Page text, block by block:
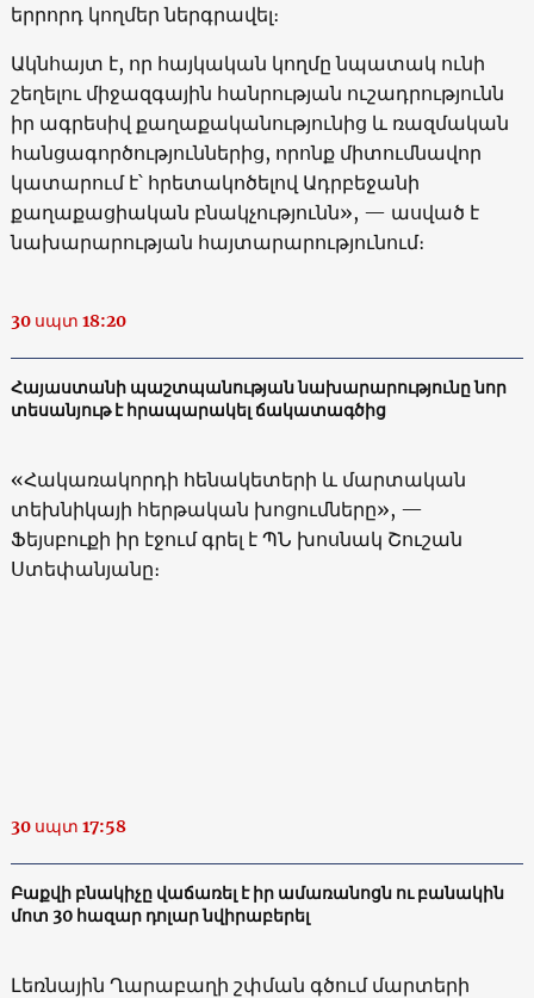
երրորդ կողմեր ներգրավել։
Ակնհայտ է, որ հայկական կողմը նպատակ ունի
շեղելու միջազգային հանրության ուշադրությունն
իր ագրեսիվ քաղաքականությունից և ռազմական
հանցագործություններից, որոնք միտումնավոր
կատարում է՝ հրետակոծելով Ադրբեջանի
քաղաքացիական բնակչությունն», — ասված է
նախարարության հայտարարությունում։
30 սպտ 18:20
Հայաստանի պաշտպանության նախարարությունը նոր
տեսանյութ է հրապարակել ճակատագծից
«Հակառակորդի հենակետերի և մարտական
տեխնիկայի հերթական խոցումները», —
Ֆեյսբուքի իր էջում գրել է ՊՆ խոսնակ Շուշան
Ստեփանյանը։
30 սպտ 17:58
Բաքվի բնակիչը վաճառել է իր ամառանոցն ու բանակին
մոտ 30 հազար դոլար նվիրաբերել
Լեռնային Ղարաբաղի շփման գծում մարտերի